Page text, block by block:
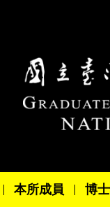
本所成員 博